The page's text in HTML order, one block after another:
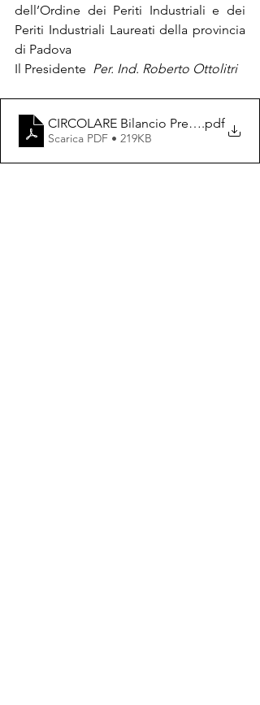
dell’Ordine dei Periti Industriali e dei
Periti Industriali Laureati della provincia
di Padova
Il Presidente Per. Ind. Roberto Ottolitri
CIRCOLARE Bilancio Preventivo 2025_
.pdf
Scarica PDF • 219KB